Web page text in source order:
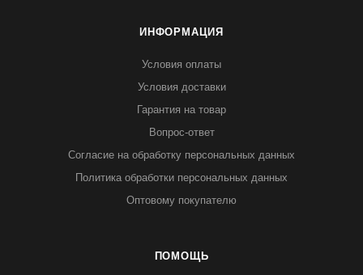
ИНФОРМАЦИЯ
Условия оплаты
Условия доставки
Гарантия на товар
Вопрос-ответ
Согласие на обработку персональных данных
Политика обработки персональных данных
Оптовому покупателю
ПОМОЩЬ